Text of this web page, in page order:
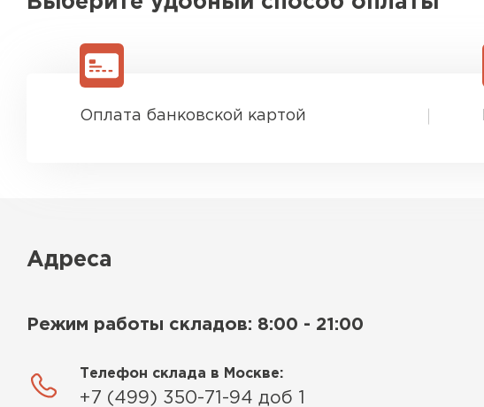
Оплата банковской картой
Адреса
Режим работы складов: 8:00 - 21:00
Телефон склада в Москве:
+7 (499) 350-71-94 доб 1